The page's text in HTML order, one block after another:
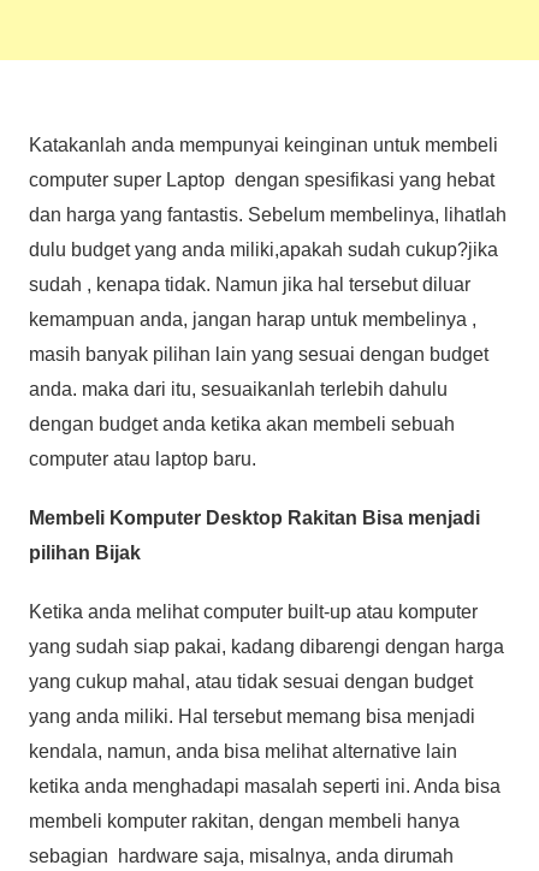
Katakanlah anda mempunyai keinginan untuk membeli
computer super Laptop dengan spesifikasi yang hebat
dan harga yang fantastis. Sebelum membelinya, lihatlah
dulu budget yang anda miliki,apakah sudah cukup?jika
sudah , kenapa tidak. Namun jika hal tersebut diluar
kemampuan anda, jangan harap untuk membelinya ,
masih banyak pilihan lain yang sesuai dengan budget
anda. maka dari itu, sesuaikanlah terlebih dahulu
dengan budget anda ketika akan membeli sebuah
computer atau laptop baru.
Membeli Komputer Desktop Rakitan Bisa menjadi
pilihan Bijak
Ketika anda melihat computer built-up atau komputer
yang sudah siap pakai, kadang dibarengi dengan harga
yang cukup mahal, atau tidak sesuai dengan budget
yang anda miliki. Hal tersebut memang bisa menjadi
kendala, namun, anda bisa melihat alternative lain
ketika anda menghadapi masalah seperti ini. Anda bisa
membeli komputer rakitan, dengan membeli hanya
sebagian hardware saja, misalnya, anda dirumah